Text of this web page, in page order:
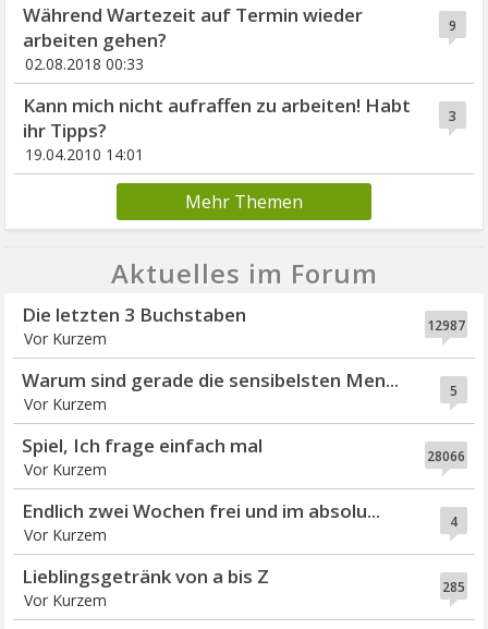
9
Während Wartezeit auf Termin wieder
arbeiten gehen?
02.08.2018 00:33
3
Kann mich nicht aufraffen zu arbeiten! Habt
ihr Tipps?
19.04.2010 14:01
Mehr Themen
Aktuelles im Forum
12987
Die letzten 3 Buchstaben
Vor Kurzem
5
Warum sind gerade die sensibelsten Men...
Vor Kurzem
28066
Spiel, Ich frage einfach mal
Vor Kurzem
4
Endlich zwei Wochen frei und im absolu...
Vor Kurzem
285
Lieblingsgetränk von a bis Z
Vor Kurzem